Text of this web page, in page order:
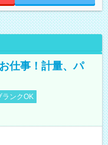
仕事！計量、パ
ランクOK